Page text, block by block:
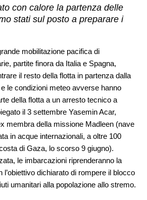
con calore la partenza delle
stati sul posto a preparare i
mobilitazione pacifica di
partite finora da Italia e Spagna,
il resto della flotta in partenza dalla
le condizioni meteo avverse hanno
della flotta a un arresto tecnico a
il 3 settembre Yasemin Acar,
membra della missione Madleen (nave
in acque internazionali, a oltre 100
di Gaza, lo scorso 9 giugno).
le imbarcazioni riprenderanno la
l’obiettivo dichiarato di rompere il blocco
umanitari alla popolazione allo stremo.